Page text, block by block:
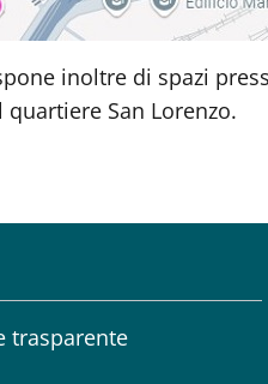
inoltre di spazi
San Lorenzo.
trasparente